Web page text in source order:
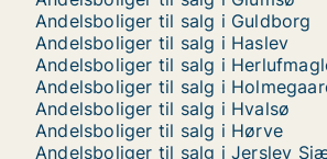
Andelsboliger til salg i Guldborg
Andelsboliger til salg i Haslev
Andelsboliger til salg i
Andelsboliger til salg i
Andelsboliger til salg i Hvalsø
Andelsboliger til salg i Hørve
Andelsboliger til salg i Jerslev